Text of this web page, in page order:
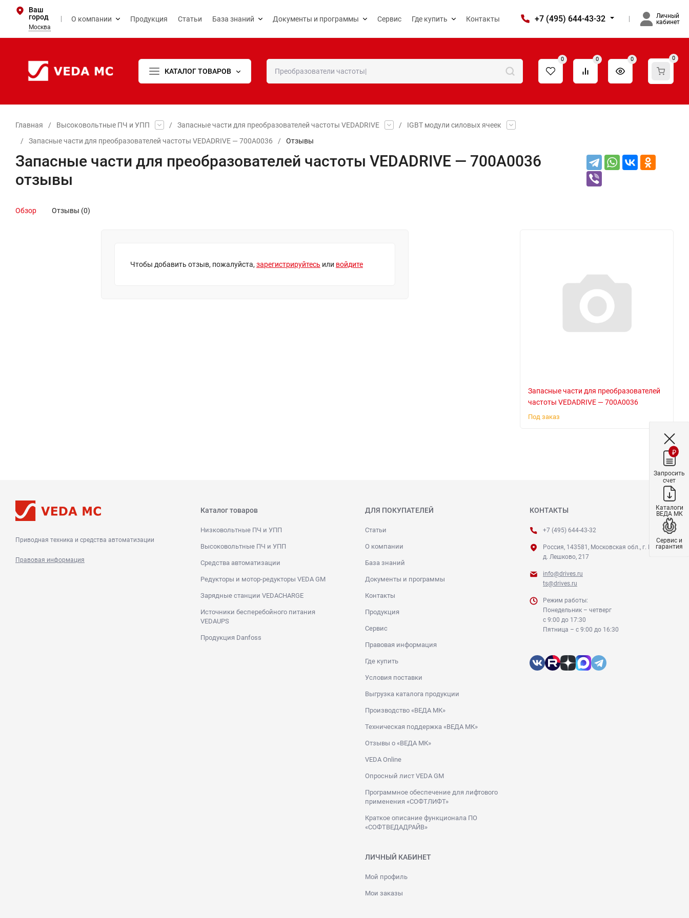
Ваш
город
Москва
О компании Продукция Статьи База знаний Документы и программы Сервис Где купить Контакты +7 (495) 644-43-32
Личный
кабинет
КАТАЛОГ ТОВАРОВ
0 0 0 0
Главная / Высоковольтные ПЧ и УПП / Запасные части для преобразователей частоты VEDADRIVE /
IGBT модули силовых ячеек
/
Запасные части для преобразователей частоты VEDADRIVE — 700A0036 / Отзывы
Запасные части для преобразователей частоты VEDADRIVE — 700A0036
отзывы
Обзор Отзывы (0)
Чтобы добавить отзыв, пожалуйста, зарегистрируйтесь или войдите
Запасные части для преобразователей
частоты VEDADRIVE — 700A0036
Под заказ
Приводная техника и средства автоматизации
Правовая информация
Каталог товаров
Низковольтные ПЧ и УПП
Высоковольтные ПЧ и УПП
Средства автоматизации
Редукторы и мотор-редукторы VEDA GM
Зарядные станции VEDACHARGE
Источники бесперебойного питания
VEDAUPS
Продукция Danfoss
ДЛЯ ПОКУПАТЕЛЕЙ
Статьи
О компании
База знаний
Документы и программы
Контакты
Продукция
Сервис
Правовая информация
Где купить
Условия поставки
Выгрузка каталога продукции
Производство «ВЕДА МК»
Техническая поддержка «ВЕДА МК»
Отзывы о «ВЕДА МК»
VEDA Online
Опросный лист VEDA GM
Программное обеспечение для лифтового
применения «СОФТЛИФТ»
Краткое описание функционала ПО
«СОФТВЕДАДРАЙВ»
ЛИЧНЫЙ КАБИНЕТ
Мой профиль
Мои заказы
КОНТАКТЫ
+7 (495) 644-43-32
Россия, 143581, Московская обл., г. Истра,
д. Лешково, 217
info@drives.ru
ts@drives.ru
Режим работы:
Понедельник – четверг
с 9:00 до 17:30
Пятница – с 9:00 до 16:30
₽
Запросить
счет
Каталоги
ВЕДА МК
Сервис и
гарантия